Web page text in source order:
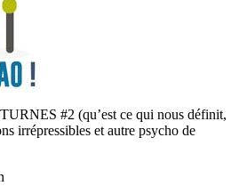
#2 (qu’est ce qui nous définit,
irrépressibles et autre psycho de